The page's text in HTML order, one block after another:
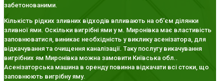
забетонованими.
Кількість рідких зливних відходів впливають на об'єм ділянки
зливної ями. Оскільки вигрібні ями у м. Миронівка має властивість
заповнюватися, виникає необхідність у виклику асенізатора, для
відкачування та очищення каналізації. Таку послугу викачування
вигрібних ям Миронівка можна замовити Київська обл..
Асенізаторська машина в оренду повинна відкачати всі стоки, що
заповнюють вигрібну яму.